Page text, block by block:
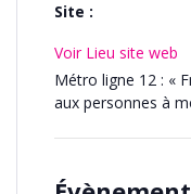
Site :
Voir Lieu site web
Métro ligne 12 : «
aux personnes à